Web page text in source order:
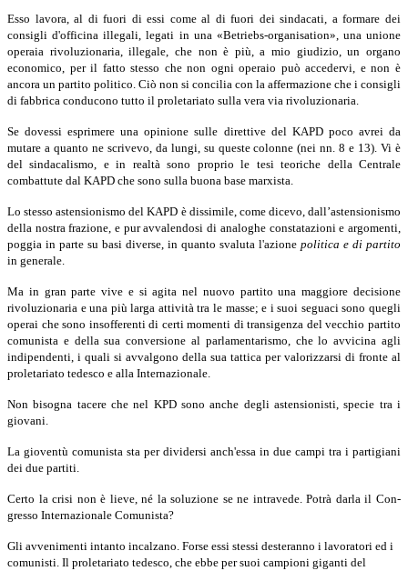
Esso lavora, al di fuori di essi come al di fuori dei sindacati, a formare dei
consigli d'officina illegali, legati in una «Betriebs-organisation», una unione
operaia rivoluzionaria, illegale, che non è più, a mio giudizio, un organo
economico, per il fatto stesso che non ogni operaio può accedervi, e non è
ancora un partito politico. Ciò non si concilia con la affermazione che i consigli
di fabbrica con­ducono tutto il proletariato sulla vera via rivoluzionaria.
Se dovessi esprimere una opinione sulle direttive del KAPD poco avrei da
mutare a quanto ne scrivevo, da lungi, su queste colonne (nei nn. 8 e 13). Vi è
del sindacalismo, e in realtà sono proprio le tesi teoriche della Centrale
combattute dal KAPD che sono sulla buona base marxista.
Lo stesso astensionismo del KAPD è dissimile, come dicevo, dall’astensionismo
della nostra frazione, e pur avvalendosi di analoghe constatazioni e argomenti,
poggia in parte su basi diverse, in quanto svaluta l'azione politica e di partito
in generale.
Ma in gran parte vive e si agita nel nuovo partito una maggiore decisione
rivoluzionaria e una più larga attività tra le masse; e i suoi seguaci sono quegli
operai che sono insofferenti di certi momenti di transigenza del vecchio partito
comunista e della sua conversione al parlamentarismo, che lo avvicina agli
indipen­denti, i quali si avvalgono della sua tattica per valorizzarsi di fronte al
proletariato tedesco e alla Internazionale.
Non bisogna tacere che nel KPD sono anche degli astensionisti, specie tra i
giovani.
La gioventù comunista sta per dividersi anch'essa in due campi tra i parti­giani
dei due partiti.
Certo la crisi non è lieve, né la soluzione se ne intravede. Potrà darla il Con­
gresso Internazionale Comunista?
Gli avvenimenti intanto incalzano. Forse essi stessi desteranno i lavoratori ed i
comunisti. Il proletariato tedesco, che ebbe per suoi campioni giganti del